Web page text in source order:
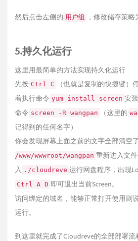
然后点击左侧的 用户组 ，修改储存策略
5.持久化运行
这里用最简单的方法实现持久化运行
先按 Ctrl C
（也就是复制的快捷键）
着执行命令 yum install screen 安装
命令 screen -R wangpan （这里的
记得到的任何名字）
你会发现屏幕上面之前的文字全部清空
/www/wwwroot/wangpan 重新进入文
入 ./cloudreve 运行网盘程序，出现
Ctrl A D 即可退出当前Screen。
访问绑定的域名，能够正常打开使用则
运行。
到这里就完成了Cloudreve的全部部署